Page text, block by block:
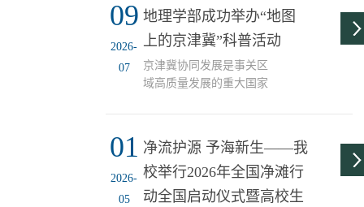
09
2026-
07
地理学部成功举办“地图
上的京津冀”科普活动
京津冀协同发展是事关区
域高质量发展的重大国家
引导青年学生跳出书本、
立足区域、读懂发展，直
观感知京津冀城市群的空
间格局、产业分工与协同
01
2026-
05
净流护源 予海新生——我
校举行2026年全国净滩行
动全国启动仪式暨高校生